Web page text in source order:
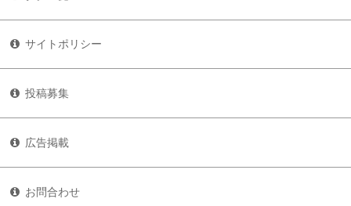
サイトポリシー
投稿募集
広告掲載
お問合わせ